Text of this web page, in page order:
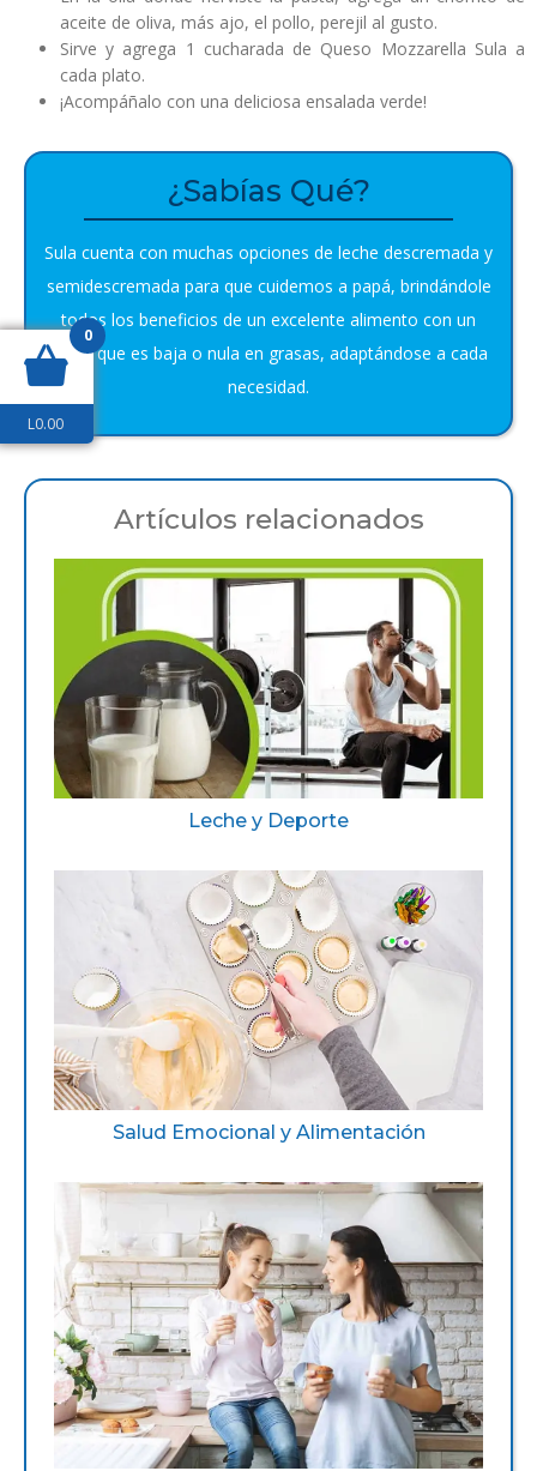
aceite de oliva, más ajo, el pollo, perejil al gusto.
Sirve y agrega 1 cucharada de Queso Mozzarella Sula a
cada plato.
¡Acompáñalo con una deliciosa ensalada verde!
¿Sabías Qué?
Sula cuenta con muchas opciones de leche descremada y
semidescremada para que cuidemos a papá, brindándole
todos los beneficios de un excelente alimento con un
extra: que es baja o nula en grasas, adaptándose a cada
necesidad.
Artículos relacionados
Leche y Deporte
Salud Emocional y Alimentación
0
L0.00